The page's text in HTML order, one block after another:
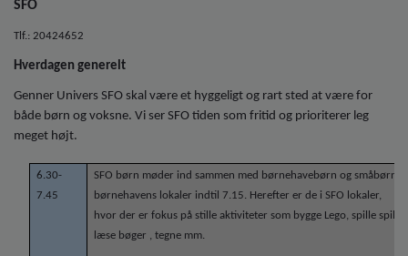
SFO
Tlf.: 20424652
Hverdagen generelt
Genner Univers SFO skal være et hyggeligt og rart sted at være for
både børn og voksne. Vi ser SFO tiden som fritid og prioriterer leg
meget højt.
6.30-
7.45
SFO børn møder ind sammen med børnehavebørn og småbørn i
børnehavens lokaler indtil 7.15. Herefter er de i SFO lokaler,
hvor der er fokus på stille aktiviteter som bygge Lego, spille spil,
læse bøger , tegne mm.